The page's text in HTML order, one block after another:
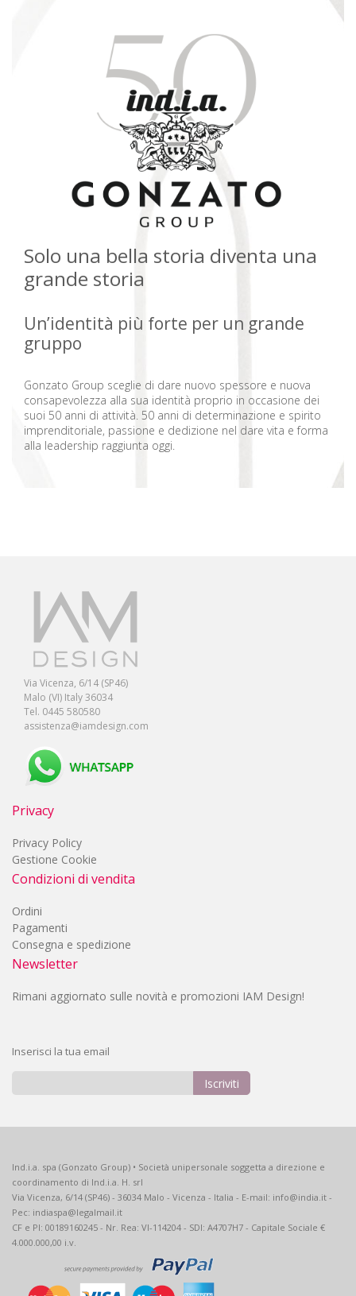
Solo una bella storia diventa una
grande storia
Un’identità più forte per un grande
gruppo
Gonzato Group sceglie di dare nuovo spessore e nuova
consapevolezza alla sua identità proprio in occasione dei
suoi 50 anni di attività. 50 anni di determinazione e spirito
imprenditoriale, passione e dedizione nel dare vita e forma
alla leadership raggiunta oggi.
Via Vicenza, 6/14 (SP46)
Malo (VI) Italy 36034
Tel. 0445 580580
assistenza@iamdesign.com
Privacy
Privacy Policy
Gestione Cookie
Condizioni di vendita
Ordini
Pagamenti
Consegna e spedizione
Newsletter
Rimani aggiornato sulle novità e promozioni IAM Design!
Inserisci la tua email
Newsletter:
Iscriviti
Ind.i.a. spa (Gonzato Group) • Società unipersonale soggetta a direzione e
coordinamento di Ind.i.a. H. srl
Via Vicenza, 6/14 (SP46) - 36034 Malo - Vicenza - Italia - E-mail: info@india.it -
Pec: indiaspa@legalmail.it
CF e PI: 00189160245 - Nr. Rea: VI-114204 - SDI: A4707H7 - Capitale Sociale €
4.000.000,00 i.v.